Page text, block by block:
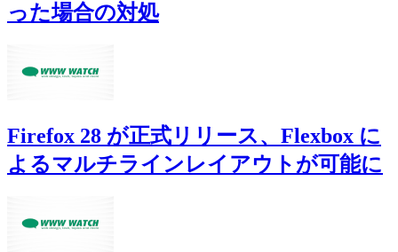
った場合の対処
Firefox 28 が正式リリース、Flexbox に
よるマルチラインレイアウトが可能に